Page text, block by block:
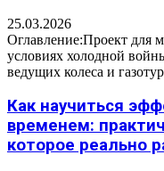
25.03.2026
Оглавление:Проект для
условиях холодной
ведущих колеса и
Как научиться
временем:
которое реально